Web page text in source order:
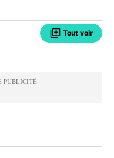
Tout voir